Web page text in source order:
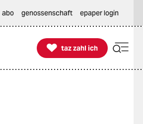
abo genossenschaft epaper login

taz zahl ich
taz zahl ich